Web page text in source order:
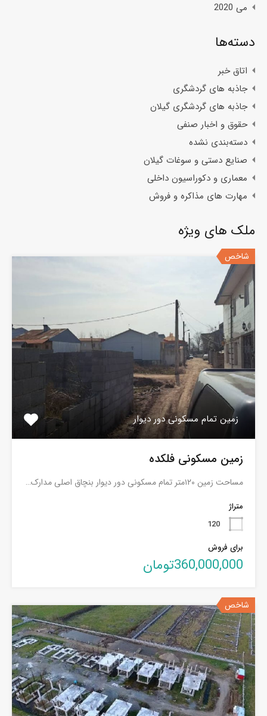
می 2020
دسته‌ها
اتاق خبر
جاذبه های گردشگری
جاذبه های گردشگری گیلان
حقوق و اخبار صنفی
دسته‌بندی نشده
صنایع دستی و سوغات گیلان
معماری و دکوراسیون داخلی
مهارت های مذاکره و فروش
ملک های ویژه
شاخص
زمین تمام مسکونی دور دیوار
زمین مسکونی فلکده
مساحت زمین ۱۲۰متر تمام مسکونی دور دیوار بنچاق اصلی مدارک…
متراژ
120
برای فروش
360,000,000تومان
شاخص